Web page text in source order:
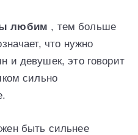
любим , тем больше
что нужно
и девушек, это говорит
сильно
быть сильнее